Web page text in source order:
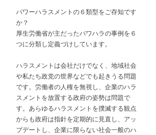
パワーハラスメントの６類型をご存知です
か？
厚生労働省が主だったパワハラの事例を６
つに分類し定義づけしています。
ハラスメントは会社だけでなく、地域社会
や私たち政党の世界などでも起きうる問題
です。労働者の人権を無視し、企業のハラ
スメントを放置する政府の姿勢は問題で
す。あらゆるハラスメントを撲滅する観点
からも政府は指針を定期的に見直し、アッ
プデートし、企業に限らない社会一般のハ